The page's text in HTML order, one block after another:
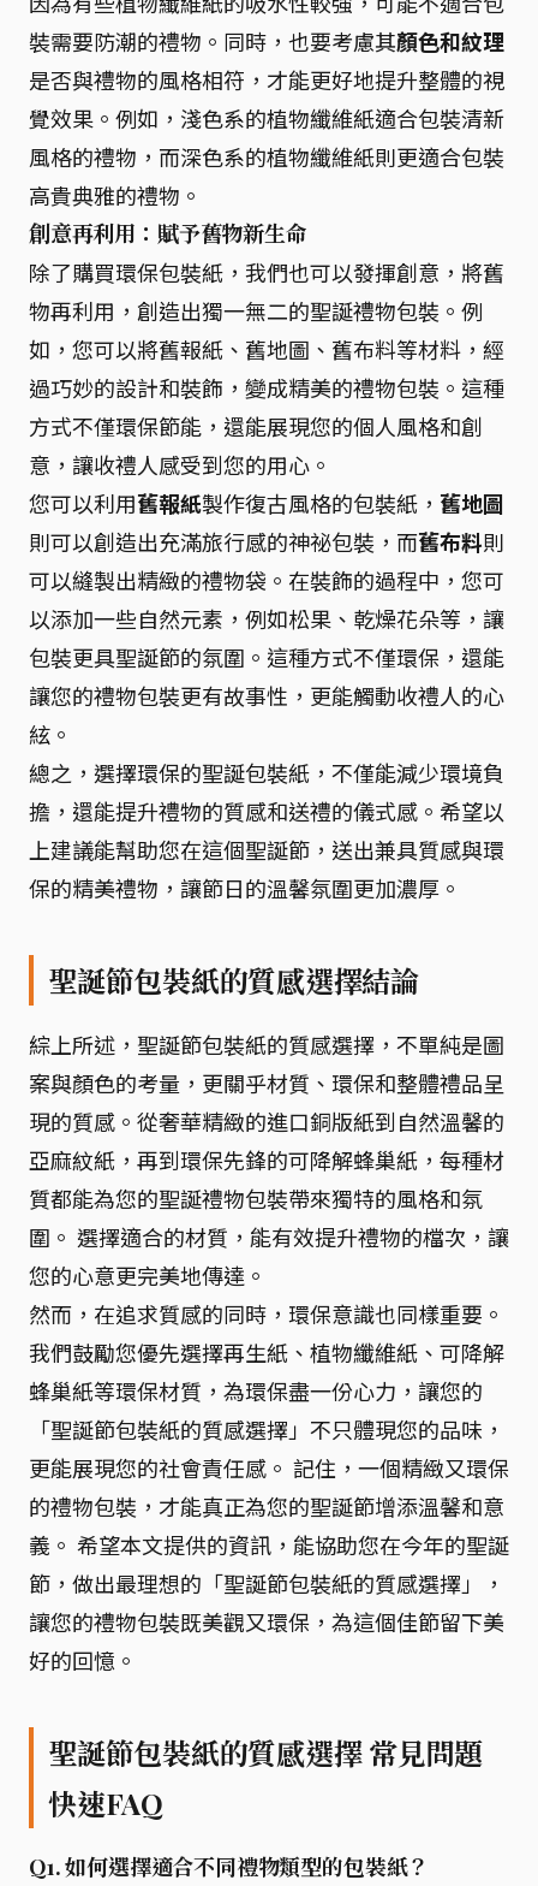
裝需要防潮的禮物。同時，也要考慮其顏色和紋理
是否與禮物的風格相符，才能更好地提升整體的視
覺效果。例如，淺色系的植物纖維紙適合包裝清新
風格的禮物，而深色系的植物纖維紙則更適合包裝
高貴典雅的禮物。
創意再利用：賦予舊物新生命
除了購買環保包裝紙，我們也可以發揮創意，將舊
物再利用，創造出獨一無二的聖誕禮物包裝。例
如，您可以將舊報紙、舊地圖、舊布料等材料，經
過巧妙的設計和裝飾，變成精美的禮物包裝。這種
方式不僅環保節能，還能展現您的個人風格和創
意，讓收禮人感受到您的用心。
您可以利用舊報紙製作復古風格的包裝紙， 舊地圖
則可以創造出充滿旅行感的神祕包裝，而舊布料則
可以縫製出精緻的禮物袋。在裝飾的過程中，您可
以添加一些自然元素，例如松果、乾燥花朵等，讓
包裝更具聖誕節的氛圍。這種方式不僅環保，還能
讓您的禮物包裝更有故事性，更能觸動收禮人的心
絃。
總之，選擇環保的聖誕包裝紙，不僅能減少環境負
擔，還能提升禮物的質感和送禮的儀式感。希望以
上建議能幫助您在這個聖誕節，送出兼具質感與環
保的精美禮物，讓節日的溫馨氛圍更加濃厚。
聖誕節包裝紙的質感選擇結論
綜上所述，聖誕節包裝紙的質感選擇，不單純是圖
案與顏色的考量，更關乎材質、環保和整體禮品呈
現的質感。從奢華精緻的進口銅版紙到自然溫馨的
亞麻紋紙，再到環保先鋒的可降解蜂巢紙，每種材
質都能為您的聖誕禮物包裝帶來獨特的風格和氛
圍。 選擇適合的材質，能有效提升禮物的檔次，讓
您的心意更完美地傳達。
然而，在追求質感的同時，環保意識也同樣重要。
我們鼓勵您優先選擇再生紙、植物纖維紙、可降解
蜂巢紙等環保材質，為環保盡一份心力，讓您的
「聖誕節包裝紙的質感選擇」不只體現您的品味，
更能展現您的社會責任感。 記住，一個精緻又環保
的禮物包裝，才能真正為您的聖誕節增添溫馨和意
義。 希望本文提供的資訊，能協助您在今年的聖誕
節，做出最理想的「聖誕節包裝紙的質感選擇」，
讓您的禮物包裝既美觀又環保，為這個佳節留下美
好的回憶。
聖誕節包裝紙的質感選擇 常見問題
快速FAQ
Q1. 如何選擇適合不同禮物類型的包裝紙？